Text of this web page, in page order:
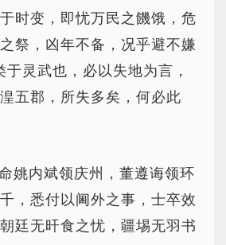
时变，即忧万民之饑饿，危
祭，凶年不备，况乎避不嫌
于灵武也，必以失地为言，
五郡，所失多矣，何必此
姚内斌领庆州，董遵诲领环
，悉付以阃外之事，士卒效
廷无旰食之忧，疆埸无羽书